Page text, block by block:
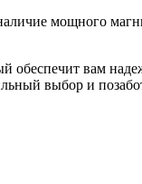
мощного
обеспечит вам
выбор и